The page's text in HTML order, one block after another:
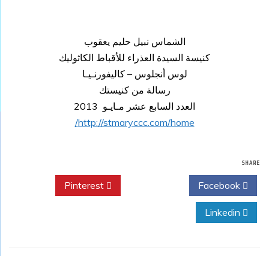
الشماس نبيل حليم يعقوب
كنيسة السيدة العذراء للأقباط الكاثوليك
لوس أنجلوس – كاليفورنـيـا
رسالة من كنيستك
العدد السابع عشر مـايـو 2013
http://stmaryccc.com/home/
SHARE